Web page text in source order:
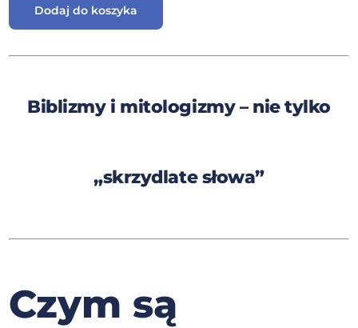
Dodaj do koszyka
Biblizmy i mitologizmy – nie tylko
„skrzydlate słowa”
Czym są